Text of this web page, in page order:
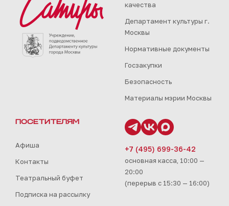
качества
Департамент культуры г.
Москвы
Нормативные документы
Госзакупки
Безопасность
Материалы мэрии Москвы
ПОСЕТИТЕЛЯМ
Афиша
Контакты
Театральный буфет
Подписка на рассылку
+7 (495) 699-36-42
основная касса, 10:00 —
20:00
(перерыв с 15:30 — 16:00)